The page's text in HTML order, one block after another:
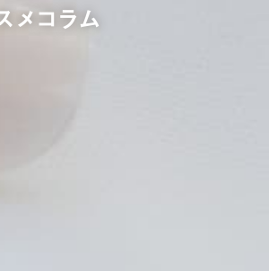
メコラム